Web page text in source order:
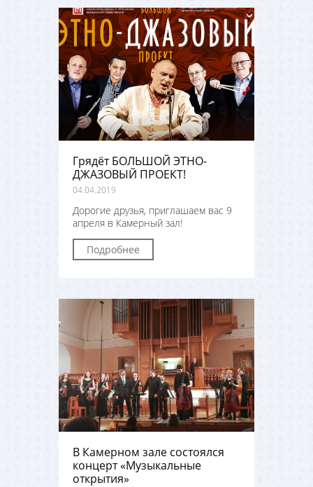
Грядёт БОЛЬШОЙ ЭТНО-
ДЖАЗОВЫЙ ПРОЕКТ!
04.04.2019
Дорогие друзья, приглашаем вас 9
апреля в Камерный зал!
Подробнее
В Камерном зале состоялся
концерт «Музыкальные
открытия»